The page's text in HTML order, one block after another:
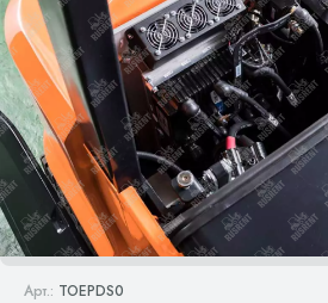
Арт.: TOEPDS0